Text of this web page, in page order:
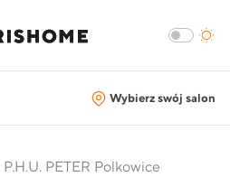
Wybierz swój salon
P.H.U. PETER Polkowice